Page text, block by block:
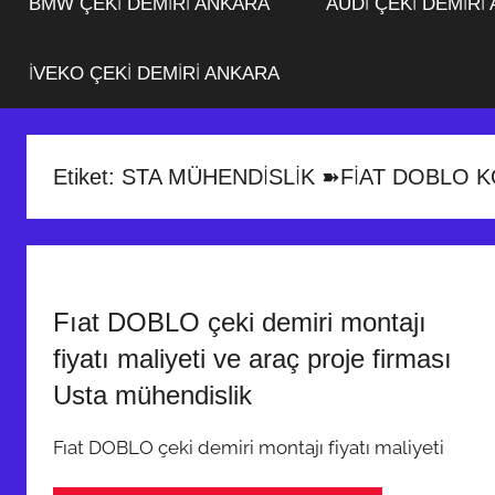
İVEKO ÇEKİ DEMİRİ ANKARA
Etiket: STA MÜHENDİSLİK ➽FİAT DOBLO
Fıat DOBLO çeki demiri montajı
fiyatı maliyeti ve araç proje firması
Usta mühendislik
Fıat DOBLO çeki demiri montajı fiyatı maliyeti